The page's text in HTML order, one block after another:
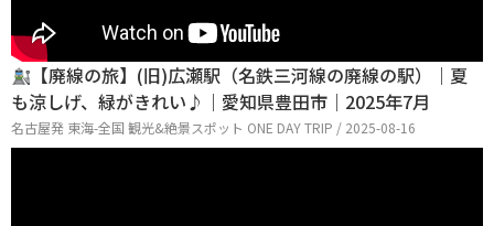
【廃線の旅】(旧)広瀬駅（名鉄三河線の廃線の駅）｜夏
も涼しげ、緑がきれい♪｜愛知県豊田市｜2025年7月
名古屋発 東海-全国 観光&絶景スポット ONE DAY TRIP / 2025-08-16